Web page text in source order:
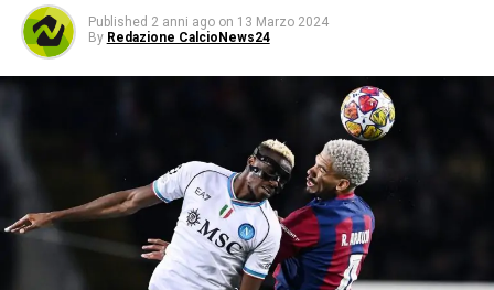
Published 2 anni ago on 13 Marzo 2024
By Redazione CalcioNews24